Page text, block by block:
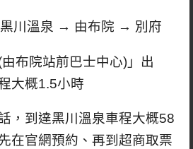
川溫泉 → 由布院 → 別府
布院站前巴士中心)」出
大概1.5小時
，到達黑川溫泉車程大概58
在官網預約、再到超商取票